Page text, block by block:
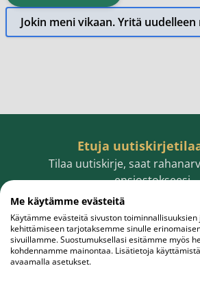
tuotteita
Jokin meni vikaan. Yritä
Etuja
Tilaa uutiskirje, saat
ensiostokseesi.
Tilaa
Me käytämme evästeitä
Käytämme evästeitä sivuston
kehittämiseen tarjotaksemme sinulle
sivuillamme. Suostumuksellasi esitämme myös
kohdennamme mainontaa. Lisätietoja
avaamalla asetukset.